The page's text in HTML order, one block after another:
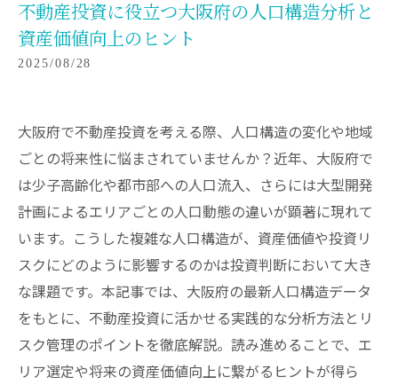
不動産投資に役立つ大阪府の人口構造分析と
資産価値向上のヒント
2025/08/28
大阪府で不動産投資を考える際、人口構造の変化や地域
ごとの将来性に悩まされていませんか？近年、大阪府で
は少子高齢化や都市部への人口流入、さらには大型開発
計画によるエリアごとの人口動態の違いが顕著に現れて
います。こうした複雑な人口構造が、資産価値や投資リ
スクにどのように影響するのかは投資判断において大き
な課題です。本記事では、大阪府の最新人口構造データ
をもとに、不動産投資に活かせる実践的な分析方法とリ
スク管理のポイントを徹底解説。読み進めることで、エ
リア選定や将来の資産価値向上に繋がるヒントが得ら